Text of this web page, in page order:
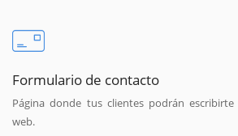
Formulario de contacto
Página donde tus clientes podrán
web.